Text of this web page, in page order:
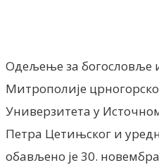
Одељење за богословље
Митрополије
Универзитета у
Петра Цетињског и
обављено је 30.